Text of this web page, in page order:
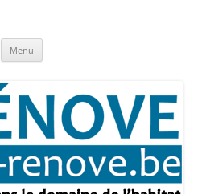
Menu